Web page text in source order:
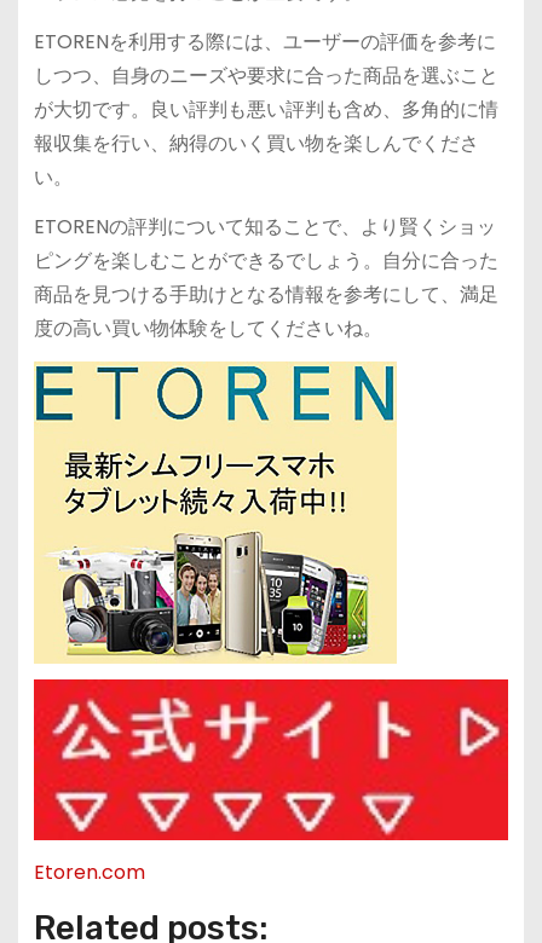
ETORENを利用する際には、ユーザーの評価を参考に
しつつ、自身のニーズや要求に合った商品を選ぶこと
が大切です。良い評判も悪い評判も含め、多角的に情
報収集を行い、納得のいく買い物を楽しんでくださ
い。
ETORENの評判について知ることで、より賢くショッ
ピングを楽しむことができるでしょう。自分に合った
商品を見つける手助けとなる情報を参考にして、満足
度の高い買い物体験をしてくださいね。
Etoren.com
Related posts: